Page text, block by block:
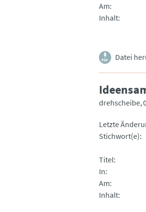
Am
Inhalt
Datei
drehscheibe
Letzte
Stichwort(e)
Titel
In
Am
Inhalt